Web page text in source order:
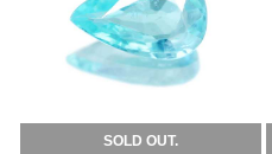
SOLD OUT.